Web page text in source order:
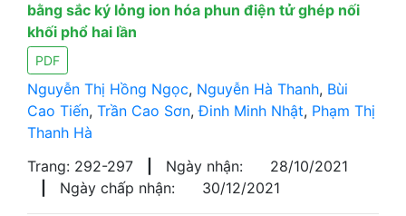
bằng sắc ký lỏng ion hóa phun điện tử ghép nối
khối phổ hai lần
PDF
Nguyễn Thị Hồng Ngọc, Nguyễn Hà Thanh, Bùi
Cao Tiến, Trần Cao Sơn,Đinh Minh Nhật, Phạm Thị
Thanh Hà
Trang: 292-297
Ngày nhận:
28/10/2021
Ngày chấp nhận: 30/12/2021